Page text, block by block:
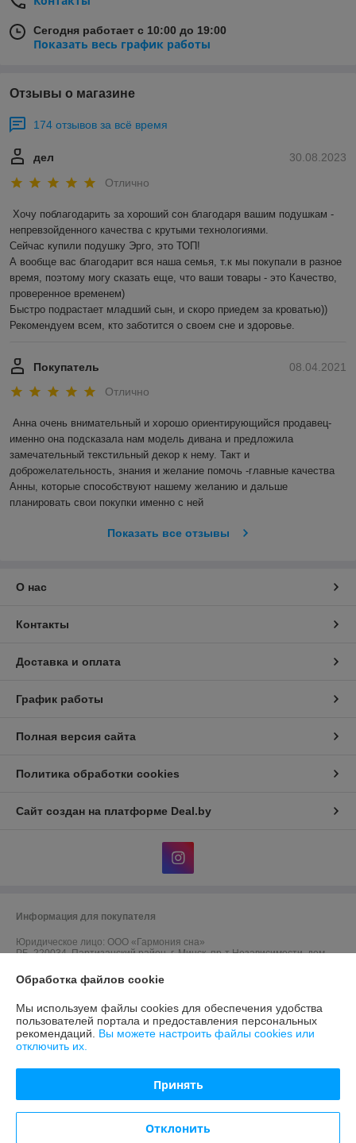
Сегодня работает с 10:00 до 19:00
Показать весь график работы
Отзывы о магазине
174 отзывов за всё время
30.08.2023
дел
Отлично
Хочу поблагодарить за хороший сон благодаря вашим подушкам -
непревзойденного качества с крутыми технологиями.
Сейчас купили подушку Эрго, это ТОП!
А вообще вас благодарит вся наша семья, т.к мы покупали в разное
время, поэтому могу сказать еще, что ваши товары - это Качество,
проверенное временем)
Быстро подрастает младший сын, и скоро приедем за кроватью))
Рекомендуем всем, кто заботится о своем сне и здоровье.
08.04.2021
Покупатель
Отлично
Анна очень внимательный и хорошо ориентирующийся продавец-
именно она подсказала нам модель дивана и предложила
замечательный текстильный декор к нему. Такт и
доброжелательность, знания и желание помочь -главные качества
Анны, которые способствуют нашему желанию и дальше
планировать свои покупки именно с ней
Показать все отзывы
О нас
Контакты
Доставка и оплата
График работы
Полная версия сайта
Политика обработки cookies
Сайт создан на платформе Deal.by
Информация для покупателя
Юридическое лицо: ООО «Гармония сна»
РБ, 220034, Партизанский район, г. Минск, пр-т Независимости, дом
УНП: 191652262
Регистрационный орган: Минский городской исполнительный комитет
Дата регистрации компании: 30.05.2025
Ссылка на свидетельство/лицензию
Ссылка на свидетельство/лицензию
Обработка файлов cookie
Мы используем файлы cookies для обеспечения удобства
пользователей портала и предоставления персональных
рекомендаций. Вы можете настроить файлы cookies или
отключить их.
Принять
Отклонить